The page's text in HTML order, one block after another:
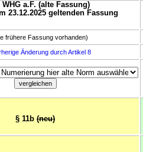
WHG a.F. (alte Fassung)
23.12.2025 geltenden Fassung
frühere Fassung vorhanden)
Änderung durch Artikel 8
§ 11b (neu)